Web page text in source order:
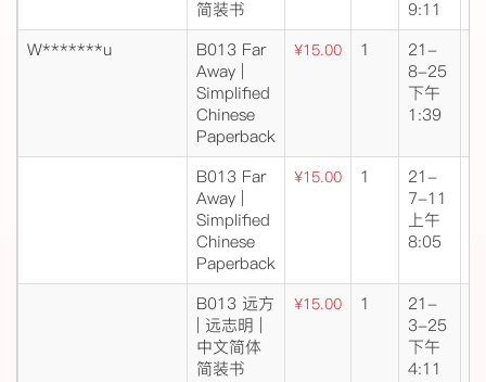
简装书
9:11
W*******u
B013 Far
Away |
Simplified
Chinese
Paperback
¥15.00 1
21-
8-25
下午
1:39
B013 Far
Away |
Simplified
Chinese
Paperback
¥15.00 1
21-
7-11
上午
8:05
B013 远方
| 远志明 |
中文简体
简装书
¥15.00 1
21-
3-25
下午
4:11